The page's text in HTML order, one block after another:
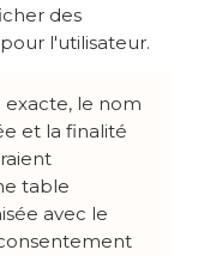
des
l'utilisateur.
exacte, le nom
et la finalité
table
avec le